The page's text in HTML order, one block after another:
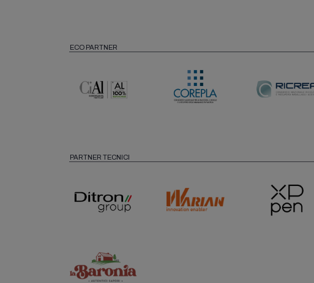
ECO PARTNER
PARTNER TECNICI